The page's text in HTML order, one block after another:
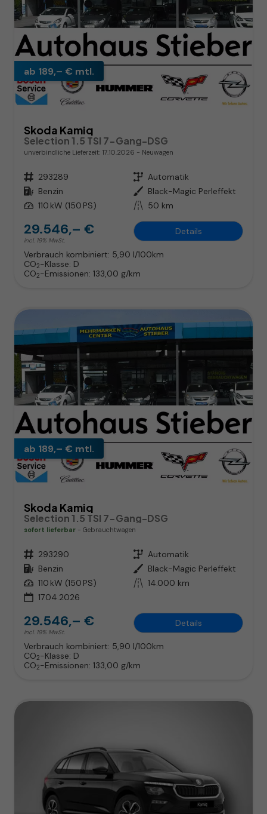
ab 189,– € mtl.
Skoda Kamiq
Selection 1.5 TSI 7-Gang-DSG
unverbindliche Lieferzeit: 17.10.2026 Neuwagen
Fahrzeugnr. 293289 Getriebe Automatik
Kraftstoff Benzin Außenfarbe Black-Magic Perleffekt
Leistung 110 kW (150 PS) Kilometerstand 50 km
29.546,– €
incl. 19% MwSt.
Details
Verbrauch kombiniert: 5,90 l/100km
CO2-Klasse: D
CO2-Emissionen: 133,00 g/km
ab 189,– € mtl.
Skoda Kamiq
Selection 1.5 TSI 7-Gang-DSG
sofort lieferbar Gebrauchtwagen
Fahrzeugnr. 293290 Getriebe Automatik
Kraftstoff Benzin Außenfarbe Black-Magic Perleffekt
Leistung 110 kW (150 PS) Kilometerstand 14.000 km
17.04.2026
29.546,– €
incl. 19% MwSt.
Details
Verbrauch kombiniert: 5,90 l/100km
CO2-Klasse: D
CO2-Emissionen: 133,00 g/km